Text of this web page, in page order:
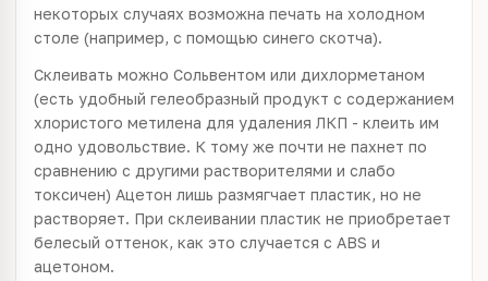
некоторых случаях возможна печать на холодном
столе (например, с помощью синего скотча).
Склеивать можно Сольвентом или дихлорметаном
(есть удобный гелеобразный продукт с содержанием
хлористого метилена для удаления ЛКП - клеить им
одно удовольствие. К тому же почти не пахнет по
сравнению с другими растворителями и слабо
токсичен) Ацетон лишь размягчает пластик, но не
растворяет. При склеивании пластик не приобретает
белесый оттенок, как это случается с ABS и
ацетоном.